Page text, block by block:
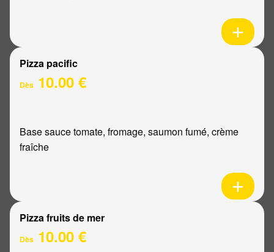
Pizza pacific
Dès 10.00 €
Base sauce tomate, fromage, saumon fumé, crème
fraîche
Pizza fruits de mer
Dès 10.00 €